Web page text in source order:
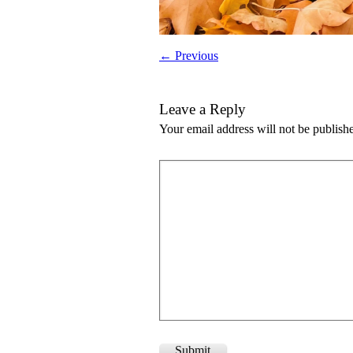
← Previous
Leave a Reply
Your email address will not be
Submit